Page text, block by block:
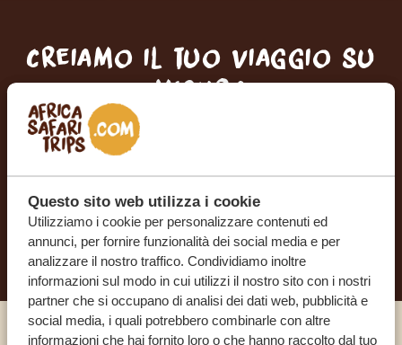
Questo sito web utilizza i cookie
Utilizziamo i cookie per personalizzare contenuti ed
annunci, per fornire funzionalità dei social media e per
analizzare il nostro traffico. Condividiamo inoltre
informazioni sul modo in cui utilizzi il nostro sito con i nostri
partner che si occupano di analisi dei dati web, pubblicità e
social media, i quali potrebbero combinarle con altre
informazioni che hai fornito loro o che hanno raccolto dal tuo
Creiamo il tuo viaggio su
misura
RICEVI UN PREVENTIVO GRATUITO E SENZA
INIZIA A PIANIFICARE IL VIAGGIO DEI TUOI
SOGNI